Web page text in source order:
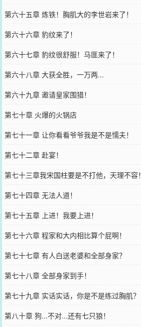
第六十五章 炼铁！胸肌大的李世岩来了！
第六十六章 豹纹来了！
第六十七章 豹纹很舒服！马匪来了！
第六十八章 大获全胜，一万两...
第六十九章 邀请皇家围猎！
第七十章 火爆的火锅店
第七十一章 让你看看爷爷我是不是懦夫！
第七十二章 赴宴！
第七十三章我宋国柱要是不打他，天理不容！
第七十四章 无法人道！
第七十五章 上进！我要上进！
第七十六章 程家和大内相比算个屁啊！
第七十七章 有人白送老婆和全部身家？
第七十八章 全部身家到手！
第七十九章 实话实话，你是不是练过胸肌？
第八十章 狗...不对...还有七只狼！